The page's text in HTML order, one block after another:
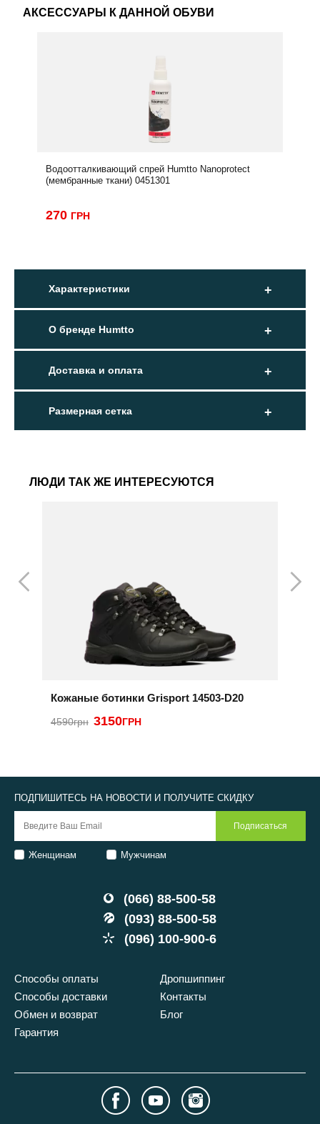
АКСЕССУАРЫ К ДАННОЙ ОБУВИ
Водоотталкивающий спрей Humtto Nanoprotect
(мембранные ткани) 0451301
270 ГРН
Характеристики
О бренде Humtto
Доставка и оплата
Размерная сетка
ЛЮДИ ТАК ЖЕ ИНТЕРЕСУЮТСЯ
Кожаные ботинки Grisport 14503-D20
4590грн 3150ГРН
(066) 88-500-58
(093) 88-500-58
(096) 100-900-6
Способы оплаты
Способы доставки
Обмен и возврат
Гарантия
Дропшиппинг
Контакты
Блог
ПОДПИШИТЕСЬ НА НОВОСТИ И ПОЛУЧИТЕ СКИДКУ
Женщинам Мужчинам